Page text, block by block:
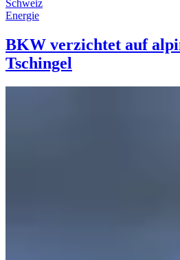
Schweiz
Energie
BKW verzichtet auf
Tschingel